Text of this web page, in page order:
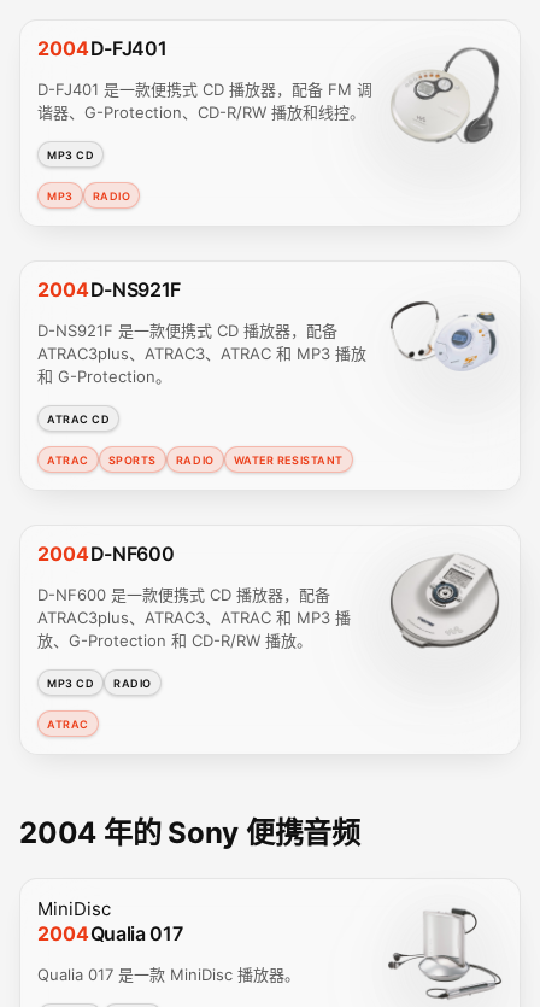
2004D-FJ401
D-FJ401 是一款便携式 CD 播放器，配备 FM 调
谐器、G-Protection、CD-R/RW 播放和线控。
MP3 CD
MP3 RADIO
2004D-NS921F
D-NS921F 是一款便携式 CD 播放器，配备
ATRAC3plus、ATRAC3、ATRAC 和 MP3 播放
和 G-Protection。
ATRAC CD
ATRAC SPORTS RADIO WATER RESISTANT
2004D-NF600
D-NF600 是一款便携式 CD 播放器，配备
ATRAC3plus、ATRAC3、ATRAC 和 MP3 播
放、G-Protection 和 CD-R/RW 播放。
MP3 CD RADIO
ATRAC
2004 年的 Sony 便携音频
MiniDisc
2004Qualia 017
Qualia 017 是一款 MiniDisc 播放器。